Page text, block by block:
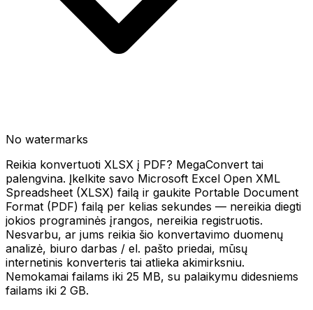
No watermarks
Reikia konvertuoti XLSX į PDF? MegaConvert tai
palengvina. Įkelkite savo Microsoft Excel Open XML
Spreadsheet (XLSX) failą ir gaukite Portable Document
Format (PDF) failą per kelias sekundes — nereikia diegti
jokios programinės įrangos, nereikia registruotis.
Nesvarbu, ar jums reikia šio konvertavimo duomenų
analizė, biuro darbas / el. pašto priedai, mūsų
internetinis konverteris tai atlieka akimirksniu.
Nemokamai failams iki 25 MB, su palaikymu didesniems
failams iki 2 GB.